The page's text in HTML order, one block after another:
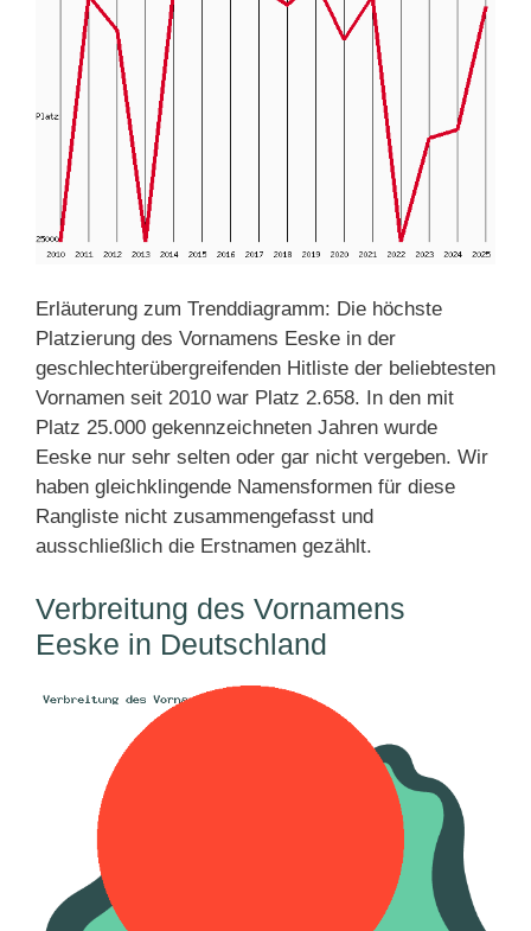
Erläuterung zum Trenddiagramm: Die höchste
Platzierung des Vornamens Eeske in der
geschlechterübergreifenden Hitliste der beliebtesten
Vornamen seit 2010 war Platz 2.658. In den mit
Platz 25.000 gekennzeichneten Jahren wurde
Eeske nur sehr selten oder gar nicht vergeben. Wir
haben gleichklingende Namensformen für diese
Rangliste nicht zusammengefasst und
ausschließlich die Erstnamen gezählt.
Verbreitung des Vornamens
Eeske in Deutschland